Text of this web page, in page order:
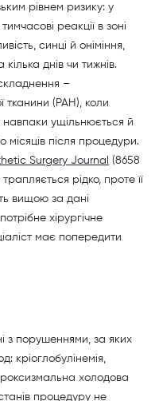
рівнем ризику: у
реакції в зоні
синці й оніміння,
днів чи тижнів.
–
тканини (PAH), коли
ущільнюється й
місяців після процедури.
Surgery Journal (8658
рідко, проте її
вищою за дані
хірургічне
має попередити
з порушеннями, за яких
кріоглобулінемія,
холодова
процедуру не